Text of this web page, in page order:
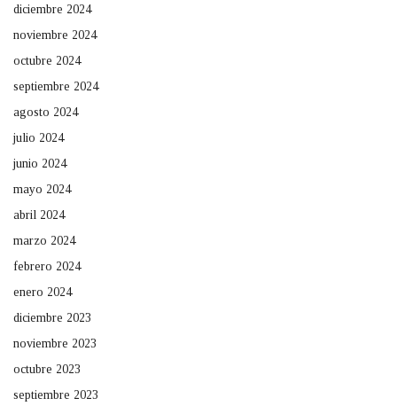
diciembre 2024
noviembre 2024
octubre 2024
septiembre 2024
agosto 2024
julio 2024
junio 2024
mayo 2024
abril 2024
marzo 2024
febrero 2024
enero 2024
diciembre 2023
noviembre 2023
octubre 2023
septiembre 2023